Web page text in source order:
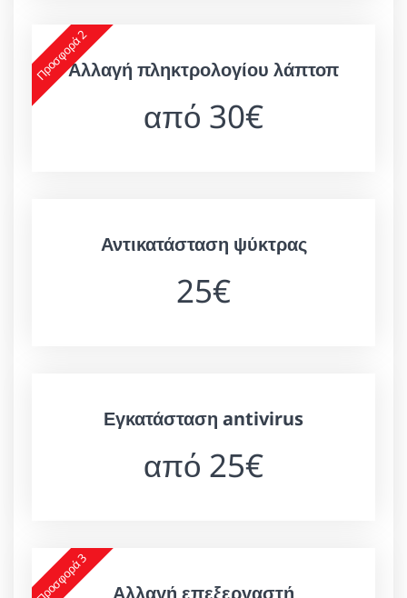
Προσφορά 2Αλλαγή πληκτρολογίου λάπτοπ
από 30€
Αντικατάσταση ψύκτρας
25€
Εγκατάσταση antivirus
από 25€
Προσφορά 3 Αλλαγή επεξεργαστή